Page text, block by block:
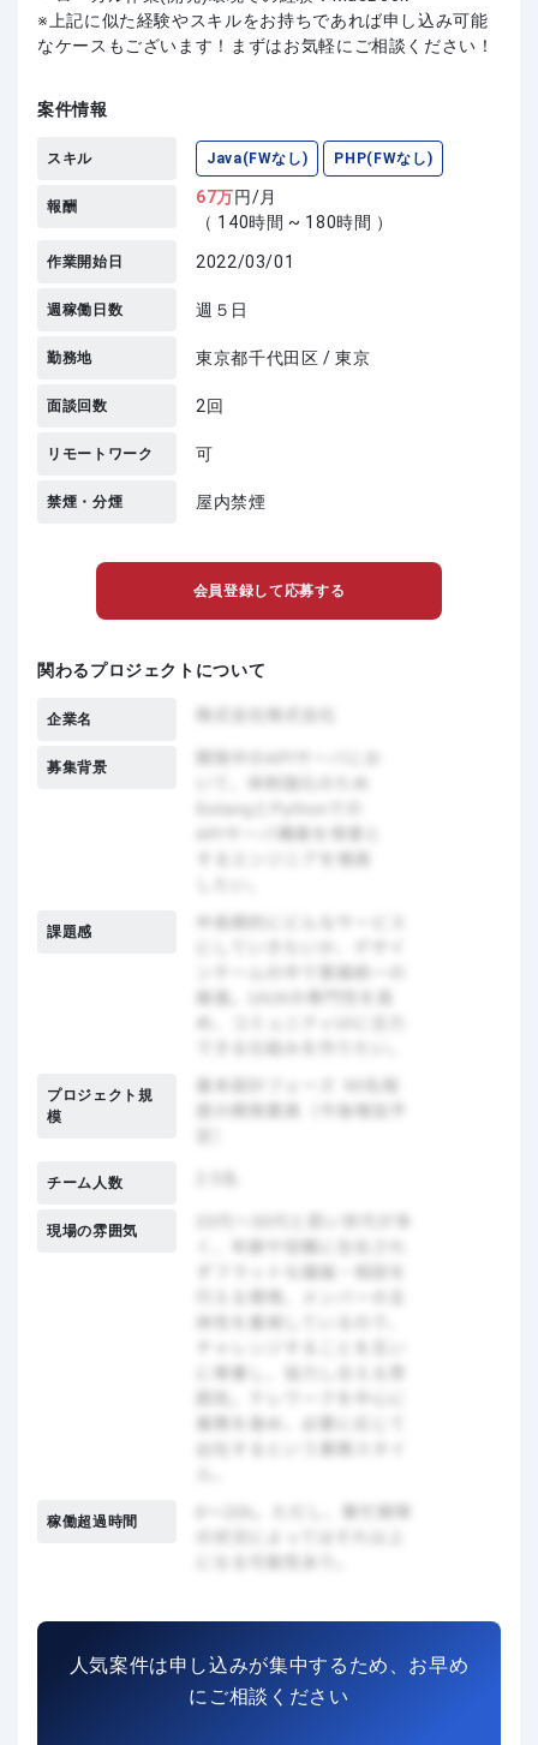
上記に似た経験やスキルをお持ちであれば申し込み可能
なケースもございます！まずはお気軽にご相談ください！
案件情報
スキル Java(FWなし) PHP(FWなし)
報酬 67万円/月
（ 140時間 ~ 180時間 ）
作業開始日 2022/03/01
週稼働日数 週５日
勤務地 東京都千代田区 / 東京
面談回数 2回
リモートワーク 可
禁煙・分煙 屋内禁煙
会員登録して応募する
関わるプロジェクトについて
企業名
募集背景
課題感
プロジェクト規
模
チーム人数
現場の雰囲気
稼働超過時間
人気案件は申し込みが集中するため、お早め
にご相談ください